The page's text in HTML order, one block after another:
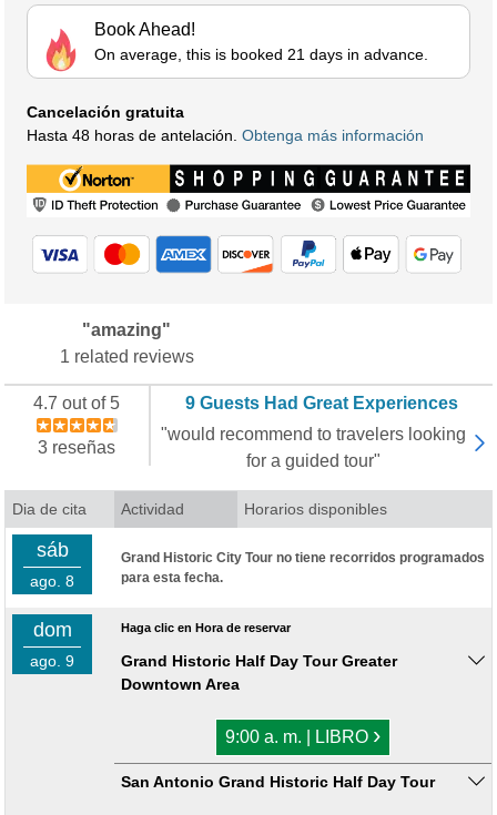
Book Ahead!
On average, this is booked 21 days in advance.
Cancelación gratuita
Hasta 48 horas de antelación. Obtenga más información
"amazing"
1 related reviews
4.7 out of 5
3 reseñas
9 Guests Had Great Experiences
"would recommend to travelers looking
for a guided tour"
Dia de cita Actividad Horarios disponibles
sáb
ago. 8
Grand Historic City Tour no tiene recorridos programados
para esta fecha.
dom
ago. 9
Haga clic en Hora de reservar
Grand Historic Half Day Tour Greater
Downtown Area
9:00 a. m. | LIBRO ›
San Antonio Grand Historic Half Day Tour